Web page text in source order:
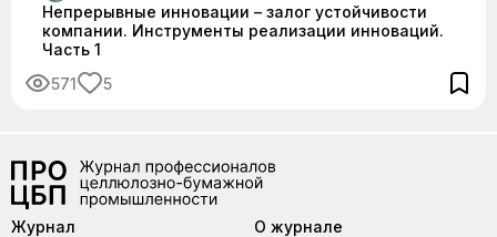
Непрерывные инновации – залог устойчивости
компании. Инструменты реализации инноваций.
Часть 1
571
5
О журнале
Журнал